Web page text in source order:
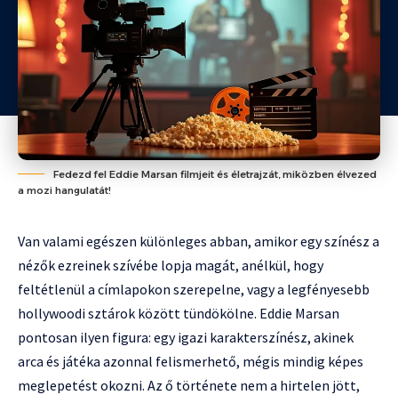
Fedezd fel Eddie Marsan filmjeit és életrajzát, miközben élvezed
a mozi hangulatát!
Van valami egészen különleges abban, amikor egy színész a
nézők ezreinek szívébe lopja magát, anélkül, hogy
feltétlenül a címlapokon szerepelne, vagy a legfényesebb
hollywoodi sztárok között tündökölne. Eddie Marsan
pontosan ilyen figura: egy igazi karakterszínész, akinek
arca és játéka azonnal felismerhető, mégis mindig képes
meglepetést okozni. Az ő története nem a hirtelen jött,